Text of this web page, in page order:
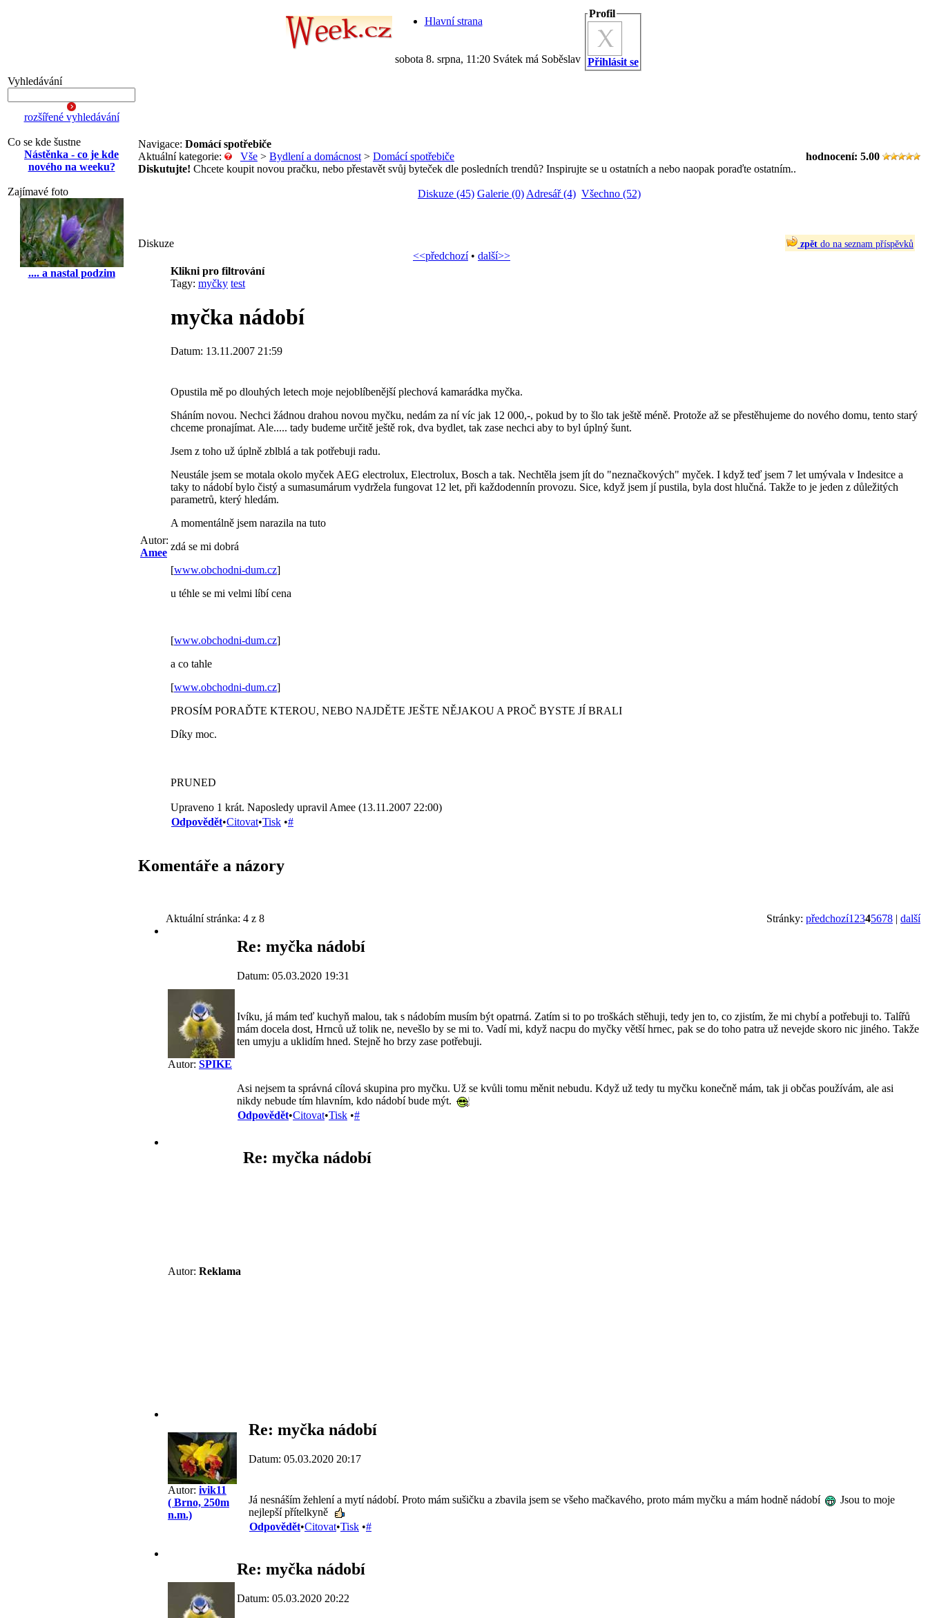
Hlavní strana
sobota 8. srpna, 11:20 Svátek má Soběslav
Profil
Přihlásit se
Vyhledávání
rozšířené vyhledávání
Co se kde šustne
Nástěnka - co je kde
nového na weeku?
Zajímavé foto
.... a nastal podzim
Navigace: Domácí spotřebiče
hodnocení: 5.00
Aktuální kategorie: Vše > Bydlení a domácnost > Domácí spotřebiče
Diskutujte! Chcete koupit novou pračku, nebo přestavět svůj byteček dle posledních trendů? Inspirujte se u ostatních a nebo naopak poraďte ostatním..
Diskuze (45) Galerie (0) Adresář (4) Všechno (52)
zpět do na seznam příspěvků
Diskuze
<<předchozí• další>>
Autor:
Amee
Klikni pro filtrování
Tagy: myčky test
myčka nádobí
Datum: 13.11.2007 21:59
Opustila mě po dlouhých letech moje nejoblíbenější plechová kamarádka myčka.
Sháním novou. Nechci žádnou drahou novou myčku, nedám za ní víc jak 12 000,-, pokud by to šlo tak ještě méně. Protože až se přestěhujeme do nového domu, tento starý
chceme pronajímat. Ale..... tady budeme určitě ještě rok, dva bydlet, tak zase nechci aby to byl úplný šunt.
Jsem z toho už úplně zblblá a tak potřebuji radu.
Neustále jsem se motala okolo myček AEG electrolux, Electrolux, Bosch a tak. Nechtěla jsem jít do "neznačkových" myček. I když teď jsem 7 let umývala v Indesitce a
taky to nádobí bylo čistý a sumasumárum vydržela fungovat 12 let, při každodennín provozu. Sice, když jsem jí pustila, byla dost hlučná. Takže to je jeden z důležitých
parametrů, který hledám.
A momentálně jsem narazila na tuto
zdá se mi dobrá
[www.obchodni-dum.cz]
u téhle se mi velmi líbí cena
[www.obchodni-dum.cz]
a co tahle
[www.obchodni-dum.cz]
PROSÍM PORAĎTE KTEROU, NEBO NAJDĚTE JEŠTE NĚJAKOU A PROČ BYSTE JÍ BRALI
Díky moc.
PRUNED
Upraveno 1 krát. Naposledy upravil Amee (13.11.2007 22:00)
Odpovědět•Citovat•Tisk •#
Komentáře a názory
Stránky: předchozí1 2345678 | další
Aktuální stránka: 4 z 8
Autor: SPIKE
Re: myčka nádobí
Datum: 05.03.2020 19:31
Ivíku, já mám teď kuchyň malou, tak s nádobím musím být opatrná. Zatím si to po troškách stěhuji, tedy jen to, co zjistím, že mi chybí a potřebuji to. Talířů
mám docela dost, Hrnců už tolik ne, nevešlo by se mi to. Vadí mi, když nacpu do myčky větší hrnec, pak se do toho patra už nevejde skoro nic jiného. Takže
ten umyju a uklidím hned. Stejně ho brzy zase potřebuji.
Asi nejsem ta správná cílová skupina pro myčku. Už se kvůli tomu měnit nebudu. Když už tedy tu myčku konečně mám, tak ji občas používám, ale asi
nikdy nebude tím hlavním, kdo nádobí bude mýt.
Odpovědět•Citovat•Tisk •#
Autor: Reklama
Re: myčka nádobí
Autor: ivik11
( Brno, 250m
n.m.)
Re: myčka nádobí
Datum: 05.03.2020 20:17
Já nesnáším žehlení a mytí nádobí. Proto mám sušičku a zbavila jsem se všeho mačkavého, proto mám myčku a mám hodně nádobí
Jsou to moje
nejlepší přítelkyně
Odpovědět•Citovat•Tisk •#
Re: myčka nádobí
Datum: 05.03.2020 20:22